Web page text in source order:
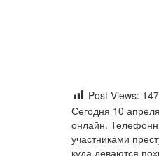
Post Views: 147
Сегодня 10
онлайн.
участниками
куда деваются